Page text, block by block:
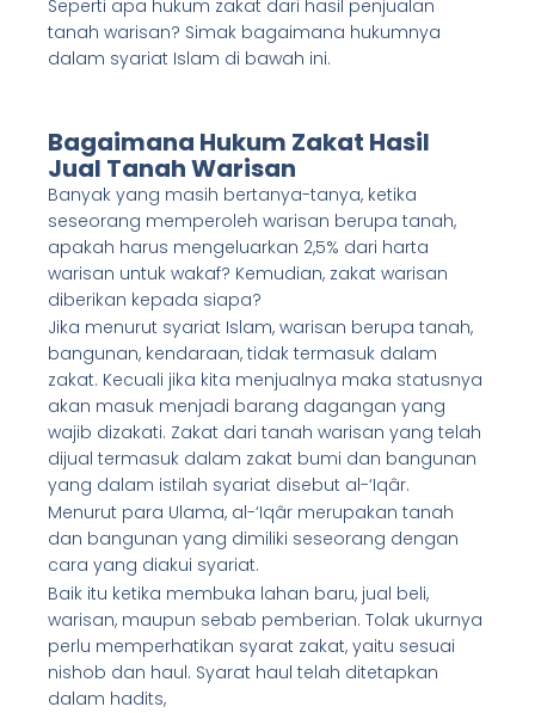
Seperti apa hukum zakat dari hasil penjualan
tanah warisan? Simak bagaimana hukumnya
dalam syariat Islam di bawah ini.
Bagaimana Hukum Zakat Hasil
Jual Tanah Warisan
Banyak yang masih bertanya-tanya, ketika
seseorang memperoleh warisan berupa tanah,
apakah harus mengeluarkan 2,5% dari harta
warisan untuk wakaf? Kemudian, zakat warisan
diberikan kepada siapa?
Jika menurut syariat Islam, warisan berupa tanah,
bangunan, kendaraan, tidak termasuk dalam
zakat. Kecuali jika kita menjualnya maka statusnya
akan masuk menjadi barang dagangan yang
wajib dizakati. Zakat dari tanah warisan yang telah
dijual termasuk dalam zakat bumi dan bangunan
yang dalam istilah syariat disebut al-‘Iqâr.
Menurut para Ulama, al-‘Iqâr merupakan tanah
dan bangunan yang dimiliki seseorang dengan
cara yang diakui syariat.
Baik itu ketika membuka lahan baru, jual beli,
warisan, maupun sebab pemberian. Tolak ukurnya
perlu memperhatikan syarat zakat, yaitu sesuai
nishob dan haul. Syarat haul telah ditetapkan
dalam hadits,